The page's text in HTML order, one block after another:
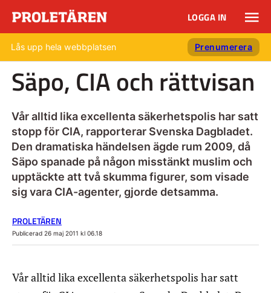
LOGGA IN
Lås upp hela webbplatsen Prenumerera
Säpo, CIA och rättvisan
Vår alltid lika excellenta säkerhetspolis har satt
stopp för CIA, rapporterar Svenska Dagbladet.
Den dramatiska händelsen ägde rum 2009, då
Säpo spanade på någon misstänkt muslim och
upptäckte att två skumma figurer, som visade
sig vara CIA-agenter, gjorde detsamma.
PROLETÄREN
Publicerad 26 maj 2011 kl 06.18
Vår alltid lika excellenta säkerhetspolis har satt